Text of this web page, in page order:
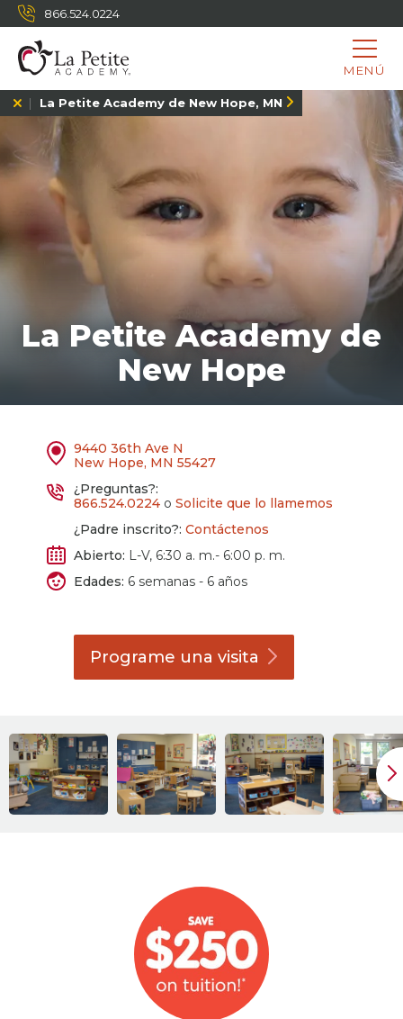
866.524.0224
MENÚ
La Petite Academy de New Hope, MN
La Petite Academy de
New Hope
9440 36th Ave N
New Hope, MN 55427
¿Preguntas?:
866.524.0224 o Solicite que lo llamemos
¿Padre inscrito?: Contáctenos
Abierto: L-V, 6:30 a. m.- 6:00 p. m.
Edades: 6 semanas - 6 años
Programe unavisita